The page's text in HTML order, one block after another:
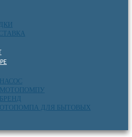
МОТОПОМПУ
ДЛЯ БЫТОВЫХ